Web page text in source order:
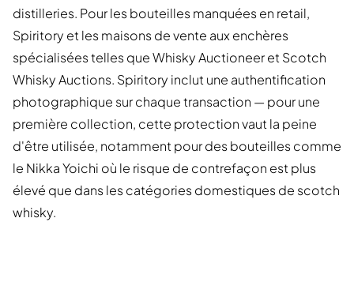
distilleries. Pour les bouteilles manquées en retail,
Spiritory et les maisons de vente aux enchères
spécialisées telles que Whisky Auctioneer et Scotch
Whisky Auctions. Spiritory inclut une authentification
photographique sur chaque transaction — pour une
première collection, cette protection vaut la peine
d'être utilisée, notamment pour des bouteilles comme
le Nikka Yoichi où le risque de contrefaçon est plus
élevé que dans les catégories domestiques de scotch
whisky.